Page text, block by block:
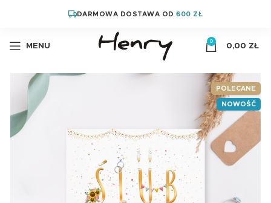
DARMOWA DOSTAWA OD600 ZŁ
MENU
0
0,00 ZŁ
POLECANE
NOWOŚĆ